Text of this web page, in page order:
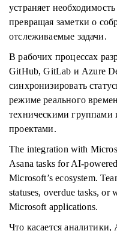
устраняет
превращая заметки о
отслеживаемые задачи.
В рабочих процессах
GitHub, GitLab и Azure
синхронизировать
режиме реального
техническими группами
проектами.
The integration with
Asana tasks for AI-
Microsoft’s ecosystem.
statuses, overdue tasks,
Microsoft applications.
Что касается аналитики,